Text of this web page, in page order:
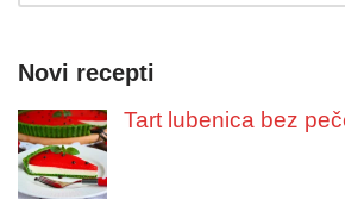
Novi recepti
Tart lubenica bez